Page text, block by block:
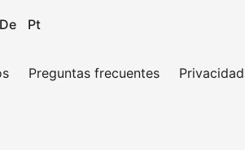
De Pt
Preguntas frecuentes Privacidad